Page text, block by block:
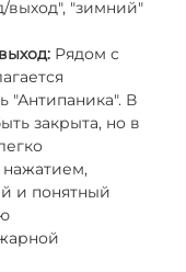
выход", "зимний"
Рядом с
"Антипаника". В
закрыта, но в
и понятный